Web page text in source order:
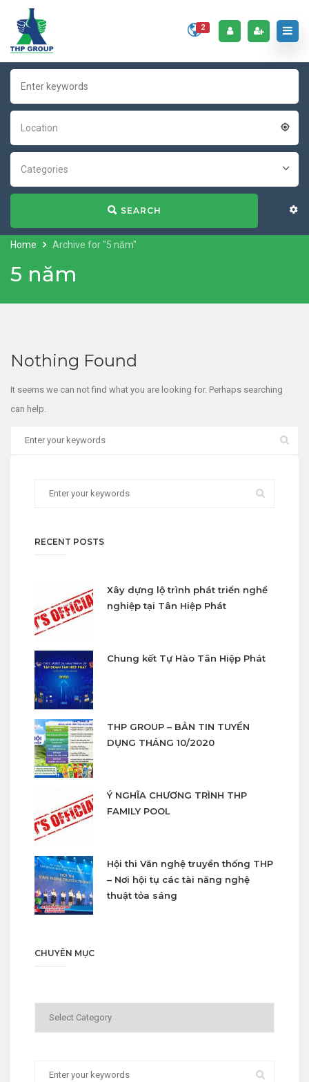
2
Location
Categories
SEARCH
Home Archive for "5 năm"
5 năm
Nothing Found
It seems we can not find what you are looking for. Perhaps searching
can help.
RECENT POSTS
Xây dựng lộ trình phát triển nghề
nghiệp tại Tân Hiệp Phát
Chung kết Tự Hào Tân Hiệp Phát
THP GROUP – BẢN TIN TUYỂN
DỤNG THÁNG 10/2020
Ý NGHĨA CHƯƠNG TRÌNH THP
FAMILY POOL
Hội thi Văn nghệ truyền thống THP
– Nơi hội tụ các tài năng nghệ
thuật tỏa sáng
CHUYÊN MỤC
mục